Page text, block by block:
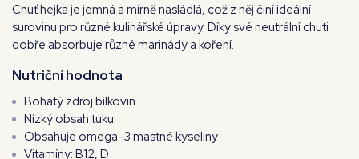
Chuť hejka je jemná a mírně nasládlá, což z něj činí ideální
surovinu pro různé kulinářské úpravy. Díky své neutrální chuti
dobře absorbuje různé marinády a koření.
Nutriční hodnota
Bohatý zdroj bílkovin
Nízký obsah tuku
Obsahuje omega-3 mastné kyseliny
Vitamíny: B12, D